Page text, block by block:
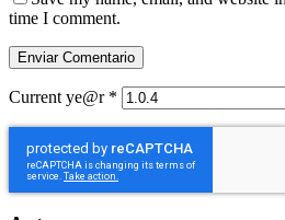
time I comment.
Current ye@r *